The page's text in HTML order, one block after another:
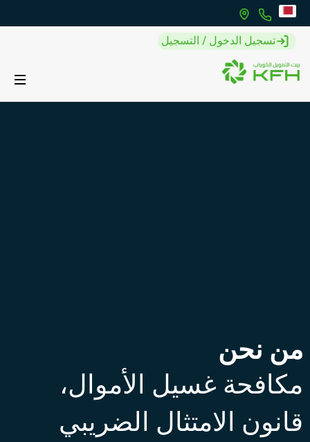
تسجيل الدخول / التسجيل
من نحن
مكافحة غسيل الأموال،
قانون الامتثال الضريبي